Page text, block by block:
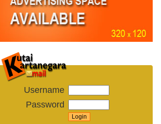
Username
Password